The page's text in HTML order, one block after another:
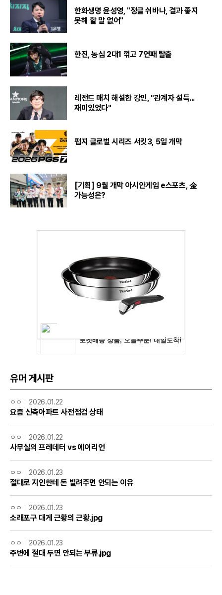
한화생명 윤성영, "정글 쉬바나, 결과 좋지
못해 할 말 없어"
한진, 농심 2대1 꺾고 7연패 탈출
레전드 매치 해설한 강민, "관계자 설득...
재미있었다"
펍지 글로벌 시리즈 서킷3, 5일 개막
[기획] 9월 개막 아시안게임 e스포츠, 金
가능성은?
유머 게시판
ㅇㅇ 2026.01.22
요즘 신축아파트 사전점검 상태
ㅇㅇ 2026.01.22
사무실의 프레데터 vs 에이리언
ㅇㅇ 2026.01.23
절대로 지인한테 돈 빌려주면 안되는 이유
ㅇㅇ 2026.01.23
소래포구 대게 근황의 근황.jpg
ㅇㅇ 2026.01.23
주변에 절대 두면 안되는 부류.jpg